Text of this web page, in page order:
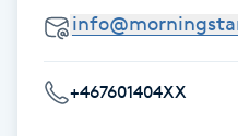
Hot Stone Massage
+467601404XX